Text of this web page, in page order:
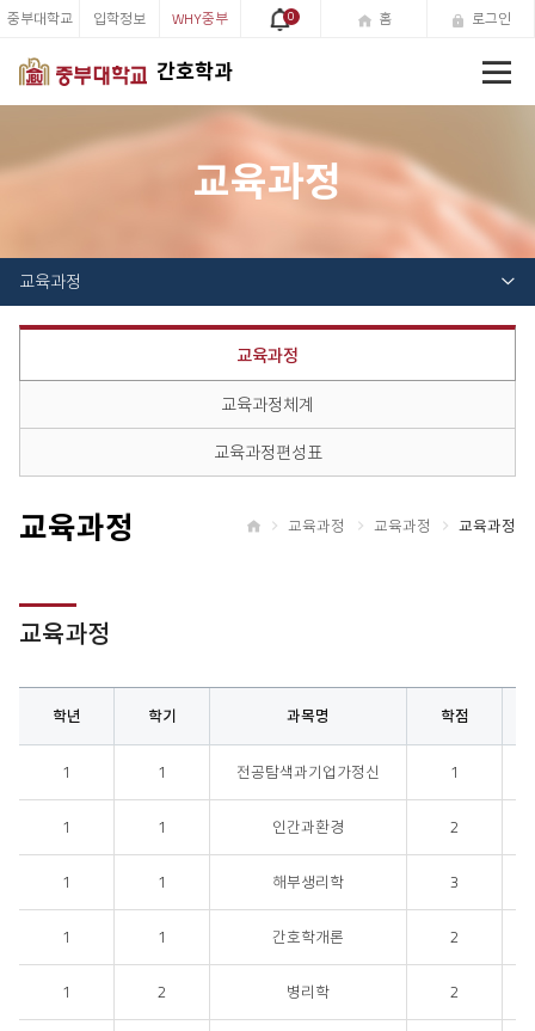
간호학과
중부대학교 입학정보 WHY중부 0 홈 로그인
교육과정
교육과정
교육과정
교육과정체계
교육과정편성표
교육과정 교육과정 교육과정 교육과정
교육과정
학년 학기 과목명 학점
1 1 전공탐색과기업가정신 1
1 1 인간과환경 2
1 1 해부생리학 3
1 1 간호학개론 2
1 2 병리학 2